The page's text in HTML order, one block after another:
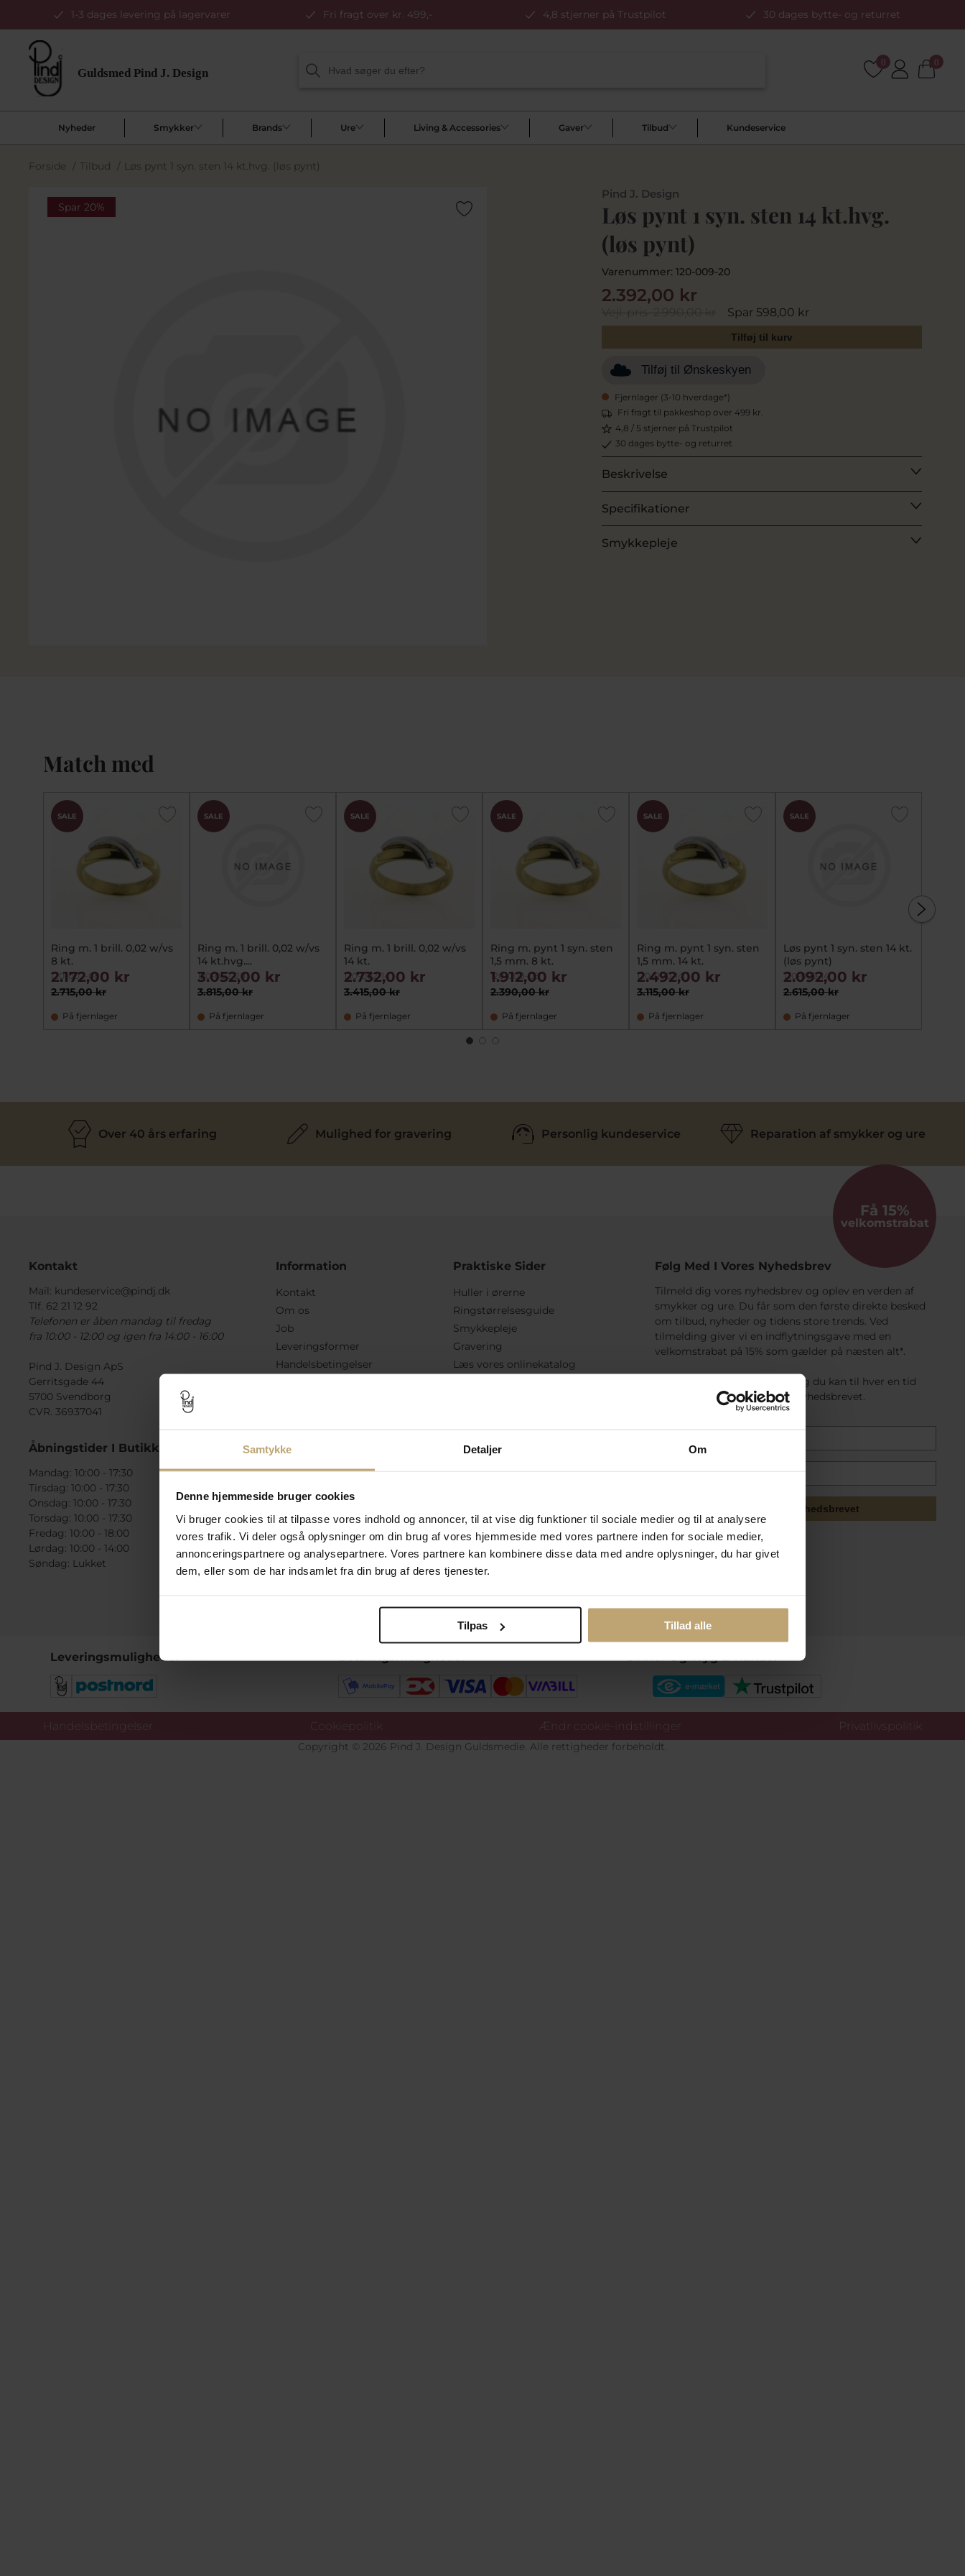
Samtykke Detaljer Om
Denne hjemmeside bruger cookies
Vi bruger cookies til at tilpasse vores indhold og annoncer, til at vise dig funktioner til sociale medier og til at analysere
vores trafik. Vi deler også oplysninger om din brug af vores hjemmeside med vores partnere inden for sociale medier,
annonceringspartnere og analysepartnere. Vores partnere kan kombinere disse data med andre oplysninger, du har givet
dem, eller som de har indsamlet fra din brug af deres tjenester.
Tilpas Tillad alle
1-3 dages levering på lagervarer Fri fragt over kr. 499,- 4,8 stjerner på Trustpilot 30 dages bytte- og returret
0 0
Nyheder Smykker Brands Ure Living & Accessories Gaver Tilbud Kundeservice
Forside / Tilbud / Løs pynt 1 syn. sten 14 kt.hvg. (løs pynt)
Spar 20%
Pind J. Design
Løs pynt 1 syn. sten 14 kt.hvg.
(løs pynt)
Varenummer: 120-009-20
Vejl. pris2.990,00 kr Spar 598,00 kr
2.392,00 kr
Tilføj til kurv
Tilføj til Ønskeskyen
Fjernlager (3-10 hverdage*)
Fri fragt til pakkeshop over 499 kr.
4,8 / 5 stjerner på Trustpilot
30 dages bytte- og returret
Beskrivelse
Specifikationer
Smykkepleje
Match med
SALE
Ring m. 1 brill. 0,02 w/vs
8 kt.
120-002-08
2.715,00 kr
2.172,00 kr
På fjernlager
SALE
Ring m. 1 brill. 0,02 w/vs
14 kt.hvg....
120-002-20
3.815,00 kr
3.052,00 kr
På fjernlager
SALE
Ring m. 1 brill. 0,02 w/vs
14 kt.
120-002-14
3.415,00 kr
2.732,00 kr
På fjernlager
SALE
Ring m. pynt 1 syn. sten
1,5 mm. 8 kt.
120-000-08
2.390,00 kr
1.912,00 kr
På fjernlager
SALE
Ring m. pynt 1 syn. sten
1,5 mm. 14 kt.
120-000-14
3.115,00 kr
2.492,00 kr
På fjernlager
SALE
Løs pynt 1 syn. sten 14 kt.
(løs pynt)
120-009-14
2.615,00 kr
2.092,00 kr
På fjernlager
Over 40 års erfaring Mulighed for gravering Personlig kundeservice Reparation af smykker og ure
Kontakt
Mail: kundeservice@pindj.dk
Tlf. 62 21 12 92
Telefonen er åben mandag til fredag
fra 10:00 - 12:00 og igen fra 14:00 - 16:00
Pind J. Design ApS
Gerritsgade 44
5700 Svendborg
CVR. 36937041
Åbningstider I Butikken
Mandag: 10:00 - 17:30
Tirsdag: 10:00 - 17:30
Onsdag: 10:00 - 17:30
Torsdag: 10:00 - 17:30
Fredag: 10:00 - 18:00
Lørdag: 10:00 - 14:00
Søndag: Lukket
Information
Kontakt
Om os
Job
Leveringsformer
Handelsbetingelser
Praktiske Sider
Huller i ørerne
Ringstørrelsesguide
Smykkepleje
Gravering
Læs vores onlinekatalog
Følg Os
Få 15%
velkomstrabat
Følg Med I Vores Nyhedsbrev
Tilmeld dig vores nyhedsbrev og oplev en verden af
smykker og ure. Du får som den første direkte besked
om tilbud, nyheder og tidens store trends. Ved
tilmelding giver vi en indflytningsgave med en
velkomstrabat på 15% som gælder på næsten alt*.
Det er gratis at tilmelde sig og du kan til hver en tid
afmelde dig nemt nederst i nyhedsbrevet.
Tilmeld mig nyhedsbrevet
Leveringsmuligheder
Handelsbetingelser Cookiepolitik Ændr cookie-indstillinger Privatlivspolitik
Copyright © 2026 Pind J. Design Guldsmedie. Alle rettigheder forbeholdt.